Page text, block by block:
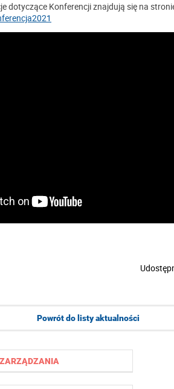
dotyczące Konferencji znajdują się na
Powrót do listy aktualności